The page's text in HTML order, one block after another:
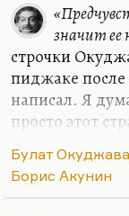
значит ее
строчки
пиджаке после
написал. Я
просто этот
немощи –
чувствовать,
Булат Окуджава
Борис Акунин